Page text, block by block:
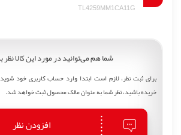
TL4259MM1CA11G
شما هم می‌توانید در مورد این کالا
برای ثبت نظر، لازم است ابتدا وارد حساب کاربری خود
خریده باشید، نظر شما به عنوان مالک محصول ثبت خواهد شد.
افزودن نظر